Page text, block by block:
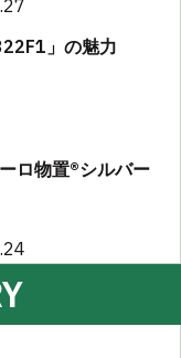
」の魅力
ロ物置®︎シルバー